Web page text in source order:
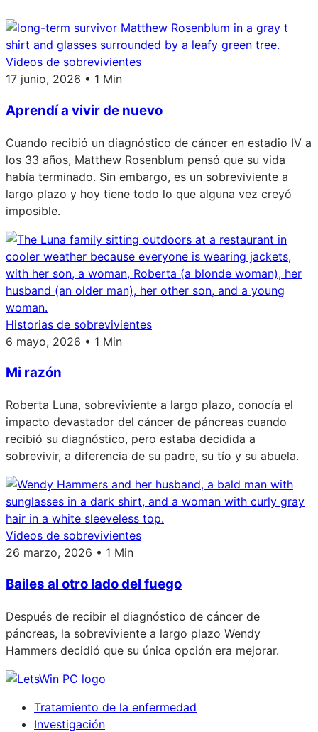
Videos de sobrevivientes
17 junio, 2026 • 1 Min
Aprendí a vivir de nuevo
Cuando recibió un diagnóstico de cáncer en estadio IV a
los 33 años, Matthew Rosenblum pensó que su vida
había terminado. Sin embargo, es un sobreviviente a
largo plazo y hoy tiene todo lo que alguna vez creyó
imposible.
Historias de sobrevivientes
6 mayo, 2026 • 1 Min
Mi razón
Roberta Luna, sobreviviente a largo plazo, conocía el
impacto devastador del cáncer de páncreas cuando
recibió su diagnóstico, pero estaba decidida a
sobrevivir, a diferencia de su padre, su tío y su abuela.
Videos de sobrevivientes
26 marzo, 2026 • 1 Min
Bailes al otro lado del fuego
Después de recibir el diagnóstico de cáncer de
páncreas, la sobreviviente a largo plazo Wendy
Hammers decidió que su única opción era mejorar.
Tratamiento de la enfermedad
Investigación